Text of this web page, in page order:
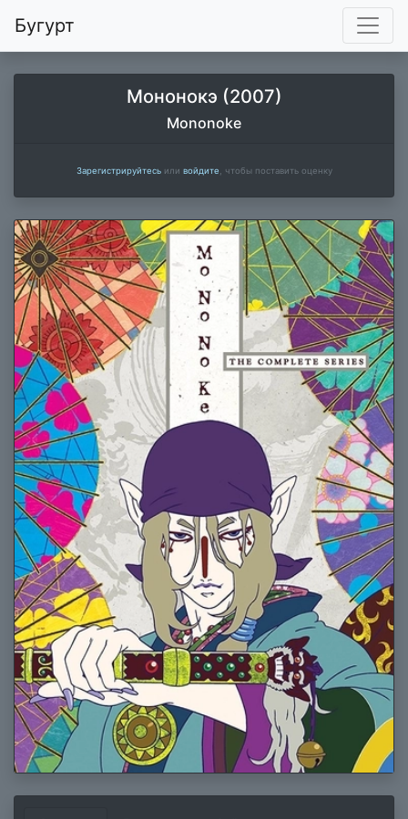
Бугурт
Мононокэ (2007)
Mononoke
Зарегистрируйтесьили войдите , чтобы поставить оценку